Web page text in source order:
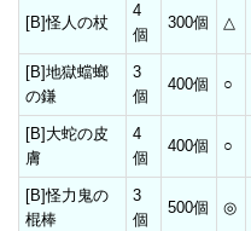
[B]怪人の杖
4
個
300個 △
[B]地獄蟷螂
の鎌
3
個
400個 ○
[B]大蛇の皮
膚
4
個
400個 ○
[B]怪力鬼の
棍棒
3
個
500個 ◎